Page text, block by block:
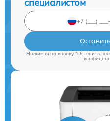
специалистом
Нажимая на кнопку "Оставить